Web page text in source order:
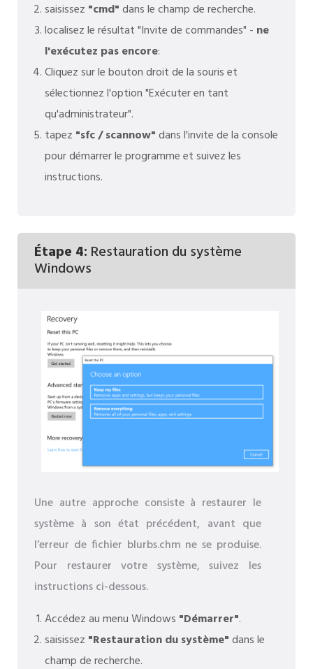
saisissez "cmd"dans le champ de recherche.
localisez le résultat "Invite de commandes" - ne
l'exécutez pas encore:
Cliquez sur le bouton droit de la souris et
sélectionnez l'option "Exécuter en tant
qu'administrateur".
tapez "sfc / scannow"dans l'invite de la console
pour démarrer le programme et suivez les
instructions.
Étape 4: Restauration du système
Windows
Une autre approche consiste à restaurer le
système à son état précédent, avant que
l’erreur de fichier blurbs.chm ne se produise.
Pour restaurer votre système, suivez les
instructions ci-dessous.
Accédez au menu Windows "Démarrer".
saisissez "Restauration du système"dans le
champ de recherche.